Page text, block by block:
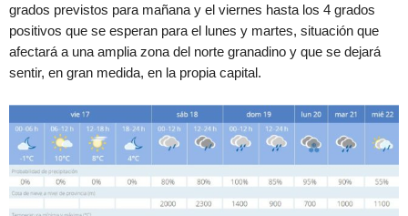
grados previstos para mañana y el viernes hasta los 4 grados
positivos que se esperan para el lunes y martes, situación que
afectará a una amplia zona del norte granadino y que se dejará
sentir, en gran medida, en la propia capital.